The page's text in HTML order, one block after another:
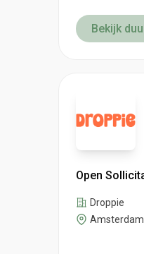
Bekijk
Open
Droppie
Amsterdam